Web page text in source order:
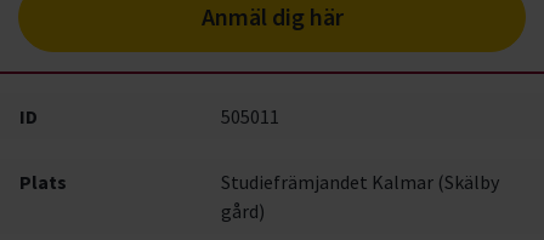
Anmäl dig här
ID 505011
Plats
Studiefrämjandet Kalmar (Skälby
gård)